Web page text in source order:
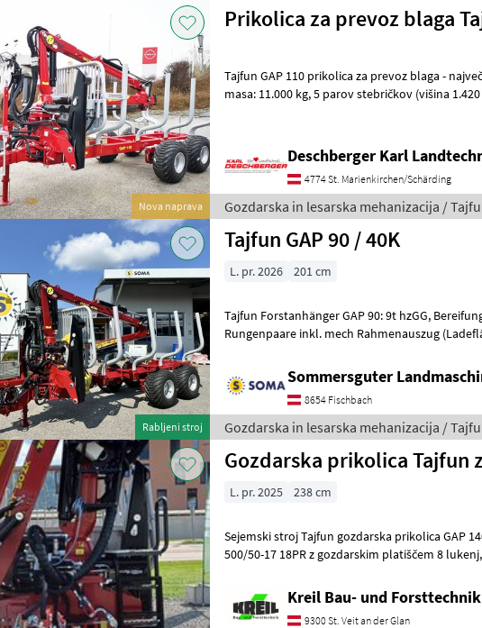
Nova naprava
Prikolica za prevoz blaga
Tajfun GAP 110 prikolica za prevoz blaga -
masa: 11.000 kg, 5 parov stebričkov (višina 1.420 mm), pnevmatike:
Deschberger Karl
4774 St. Marienkirchen/Schärding
Gozdarska in lesarska mehanizacija /
Rabljeni stroj
Tajfun GAP 90 / 40K
L. pr. 2026 201 cm
Tajfun Forstanhänger GAP 90: 9t hzGG, Bereifung 400/60-15, 5 14PR, 4
Rungenpaare inkl. mech Rahmenauszug
Sommersguter
8654 Fischbach
Gozdarska in lesarska mehanizacija /
Gozdarska prikolica Tajfun
L. pr. 2025 238 cm
Sejemski stroj Tajfun gozdarska prikolica GAP 140:
500/50-17 18PR z gozdarskim platiščem 8 lukenj, zaščita ventilov in
Kreil Bau- und Forsttechnik
9300 St. Veit an der Glan